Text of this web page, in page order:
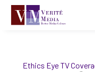
Ethics EyeTV